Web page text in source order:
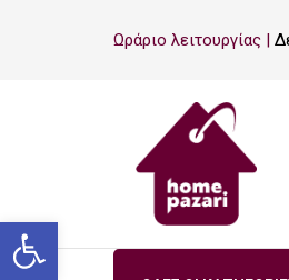
Ανοίξτε τη γραμμή εργαλείων
Ωράριο λειτουργίας |